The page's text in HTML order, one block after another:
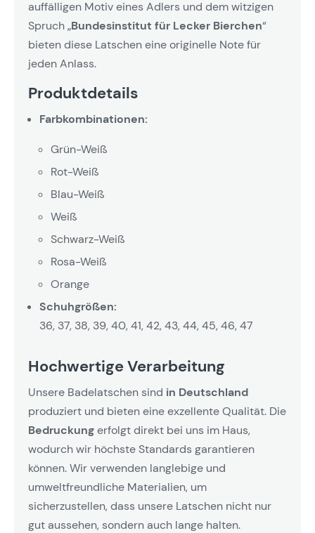
auffälligen Motiv eines Adlers und dem witzigen
Spruch „Bundesinstitut für Lecker Bierchen“
bieten diese Latschen eine originelle Note für
jeden Anlass.
Produktdetails
Farbkombinationen:
Grün-Weiß
Rot-Weiß
Blau-Weiß
Weiß
Schwarz-Weiß
Rosa-Weiß
Orange
Schuhgrößen:
36, 37, 38, 39, 40, 41, 42, 43, 44, 45, 46, 47
Hochwertige Verarbeitung
Unsere Badelatschen sind in Deutschland
produziert und bieten eine exzellente Qualität. Die
Bedruckungerfolgt direkt bei uns im Haus,
wodurch wir höchste Standards garantieren
können. Wir verwenden langlebige und
umweltfreundliche Materialien, um
sicherzustellen, dass unsere Latschen nicht nur
gut aussehen, sondern auch lange halten.